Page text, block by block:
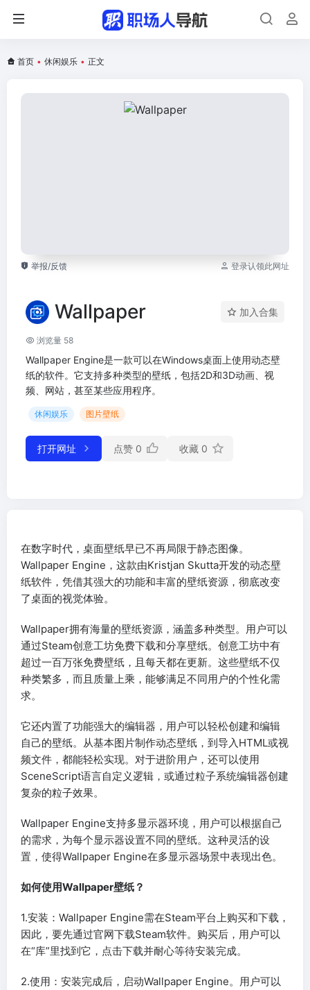
首页 • 休闲娱乐 • 正文
举报/反馈 登录认领此网址
Wallpaper 加入合集
浏览量 58
Wallpaper Engine是一款可以在Windows桌面上使用动态壁
纸的软件。它支持多种类型的壁纸，包括2D和3D动画、视
频、网站，甚至某些应用程序。
休闲娱乐 图片壁纸
打开网址 点赞 0 收藏 0
在数字时代，桌面壁纸早已不再局限于静态图像。
Wallpaper Engine，这款由Kristjan Skutta开发的动态壁
纸软件，凭借其强大的功能和丰富的壁纸资源，彻底改变
了桌面的视觉体验。
Wallpaper拥有海量的壁纸资源，涵盖多种类型。用户可以
通过Steam创意工坊免费下载和分享壁纸。创意工坊中有
超过一百万张免费壁纸，且每天都在更新。这些壁纸不仅
种类繁多，而且质量上乘，能够满足不同用户的个性化需
求。
它还内置了功能强大的编辑器，用户可以轻松创建和编辑
自己的壁纸。从基本图片制作动态壁纸，到导入HTML或视
频文件，都能轻松实现。对于进阶用户，还可以使用
SceneScript语言自定义逻辑，或通过粒子系统编辑器创建
复杂的粒子效果。
Wallpaper Engine支持多显示器环境，用户可以根据自己
的需求，为每个显示器设置不同的壁纸。这种灵活的设
置，使得Wallpaper Engine在多显示器场景中表现出色。
如何使用Wallpaper壁纸？
1.安装：Wallpaper Engine需在Steam平台上购买和下载，
因此，要先通过官网下载Steam软件。购买后，用户可以
在“库”里找到它，点击下载并耐心等待安装完成。
2.使用：安装完成后，启动Wallpaper Engine。用户可以